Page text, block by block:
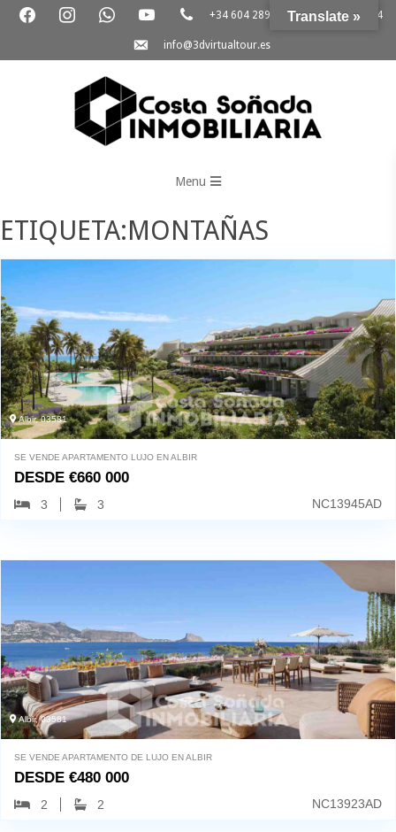
+34 604 289 264 +34 865 796 054
info@3dvirtualtour.es
Tour
Menu
ETIQUETA:MONTAÑAS
Albir, 03581
SE VENDE APARTAMENTO LUJO EN ALBIR
DESDE €660 000
3 3 NC13945AD
Albir, 03581
SE VENDE APARTAMENTO DE LUJO EN ALBIR
DESDE €480 000
2 2 NC13923AD
Translate »